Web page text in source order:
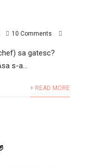
10 Comments
sa gatesc?
s-a...
+ READ MORE